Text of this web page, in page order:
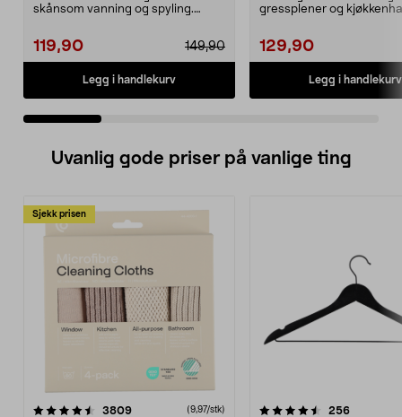
skånsom vanning og spyling.
119,90 149,90
Legg i handlekurv
gressplener og
129,90
Legg i handlekurv
Uvanlig gode priser på vanlige ting
Sjekk prisen
3809anmeldelser(9,97/stk)
4.5av 5 stjerner 256
4.5av 5 stjerner